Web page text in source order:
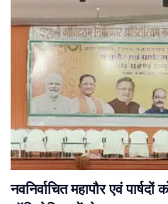
नवनिर्वाचित महापौर एवं